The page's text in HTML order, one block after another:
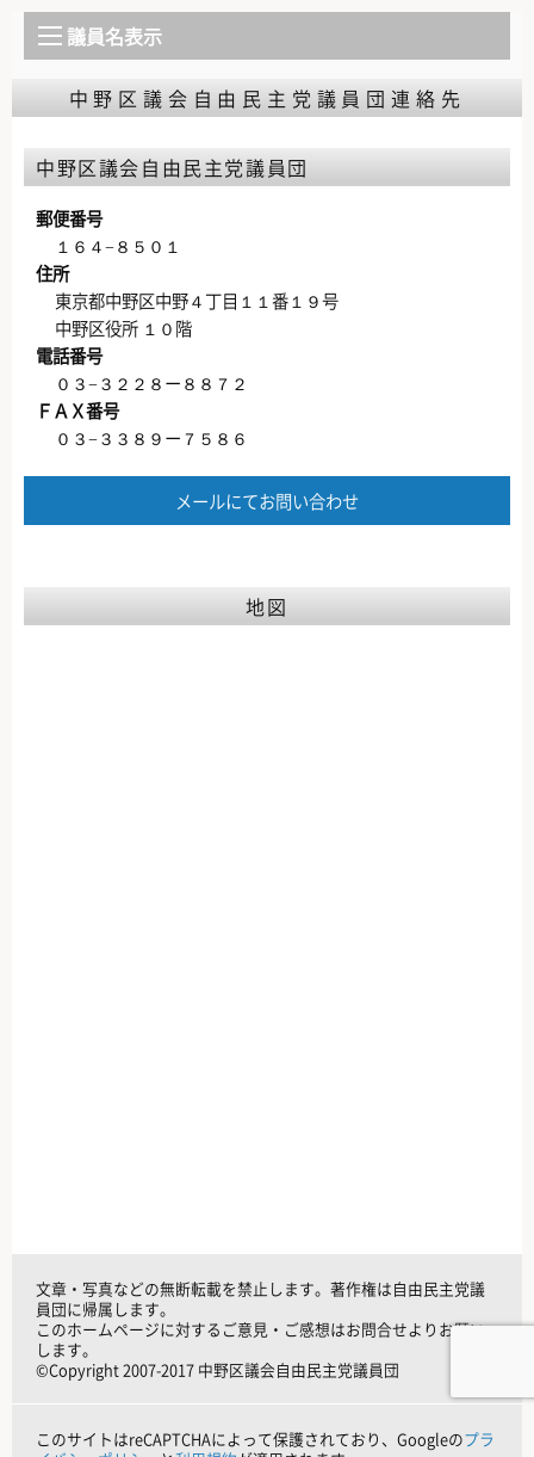
議員名表示
中野区議会自由民主党議員団連絡先
中野区議会自由民主党議員団
郵便番号
１６４−８５０１
住所
東京都中野区中野４丁目１１番１９号
中野区役所 １０階
電話番号
０３−３２２８ー８８７２
ＦＡＸ番号
０３−３３８９ー７５８６
メールにてお問い合わせ
地図
文章・写真などの無断転載を禁止します。著作権は自由民主党議
員団に帰属します。
このホームページに対するご意見・ご感想はお問合せよりお願い
します。
©Copyright 2007-2017 中野区議会自由民主党議員団
このサイトはreCAPTCHAによって保護されており、Googleのプラ